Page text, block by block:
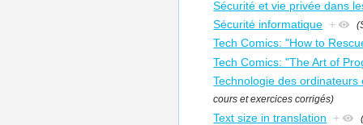
Sécurité et vie privée dans
Sécurité informatique +
Tech Comics: "How to
Tech Comics: "The Art of
Technologie des
cours et exercices corrigés)
Text size in translation +